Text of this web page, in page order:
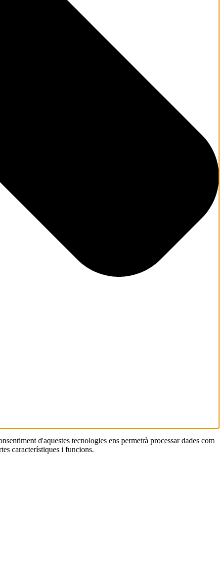
d'aquestes tecnologies ens permetrà processar dades com
característiques i funcions.